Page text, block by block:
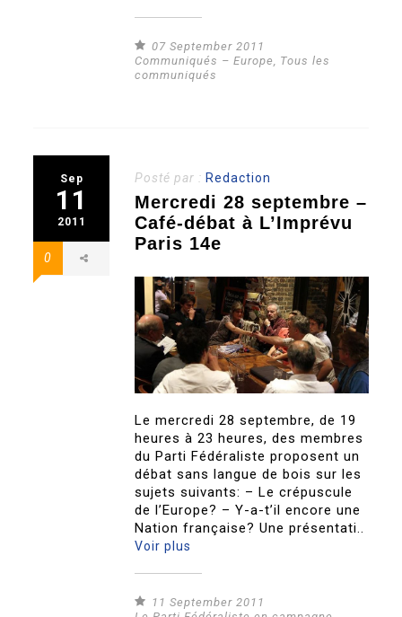
07 September 2011
Communiqués – Europe, Tous les
communiqués
Sep
11
2011
0
Posté par : Redaction
Mercredi 28 septembre –
Café-débat à L’Imprévu
Paris 14e
Le mercredi 28 septembre, de 19
heures à 23 heures, des membres
du Parti Fédéraliste proposent un
débat sans langue de bois sur les
sujets suivants: – Le crépuscule
de l’Europe? – Y-a-t’il encore une
Nation française? Une présentati..
Voir plus
11 September 2011